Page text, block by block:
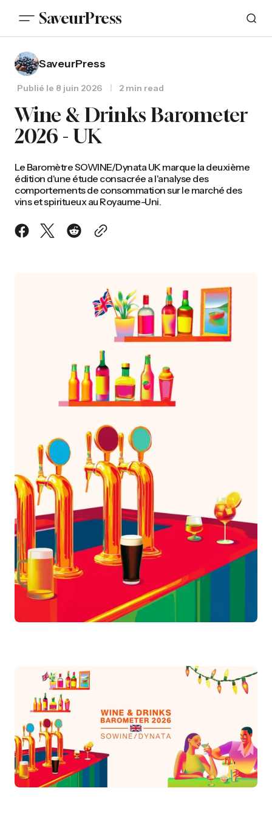
SaveurPress
SaveurPress
Publié le 8 juin 2026 2 min read
Wine & Drinks Barometer
2026 - UK
Le Baromètre SOWINE/Dynata UK marque la deuxième
édition d'une étude consacrée a l'analyse des
comportements de consommation sur le marché des
vins et spiritueux au Royaume-Uni.